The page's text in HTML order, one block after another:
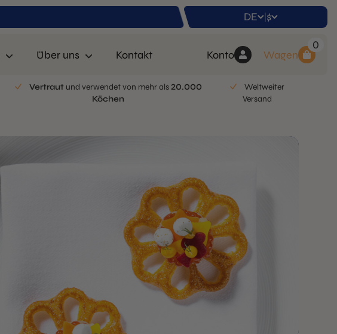
DE | $
Über uns Kontakt Konto
0
Wagen
Vertrautund verwendet von mehr als20.000
Köchen
Weltweiter
Versand